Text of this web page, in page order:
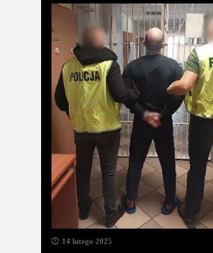
14 lutego 2025